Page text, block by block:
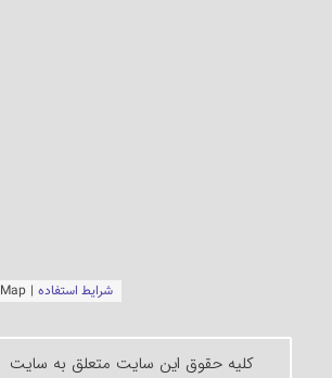
کلیه حقوق این سایت متعلق به سایت